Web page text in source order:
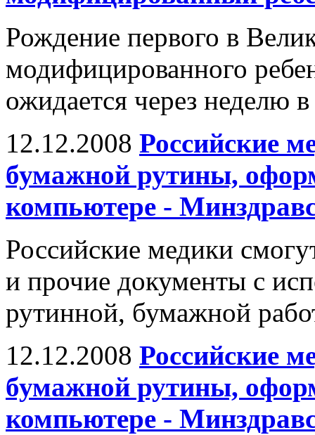
Рождение первого в
модифицированного
ожидается через неделю
12.12.2008 Российские
бумажной рутины,
компьютере -
Российские медики
и прочие документы с
рутинной, бумажной
12.12.2008 Российские
бумажной рутины,
компьютере -